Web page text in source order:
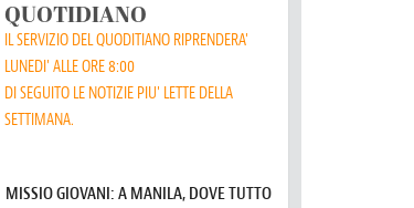
Indonesia, un dollaro per la
costruzione di 219 Chiese
Il dialogo interreligioso, isola di
resistenza per rispondere alle paure
08.08.2026